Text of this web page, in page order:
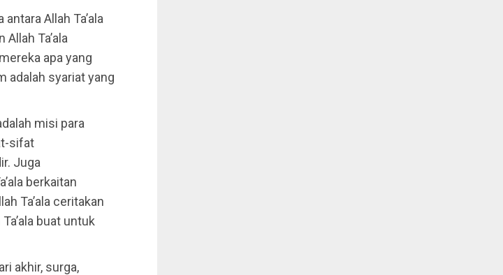
Allah Ta’ala
Ta’ala
apa yang
adalah syariat yang
misi para
sifat
Juga
berkaitan
Ta’ala ceritakan
buat untuk
akhir, surga,